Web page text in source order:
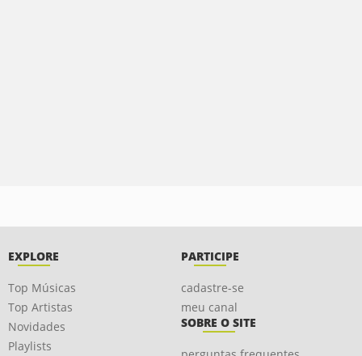
EXPLORE
Top Músicas
Top Artistas
Novidades
Playlists
PARTICIPE
cadastre-se
meu canal
SOBRE O SITE